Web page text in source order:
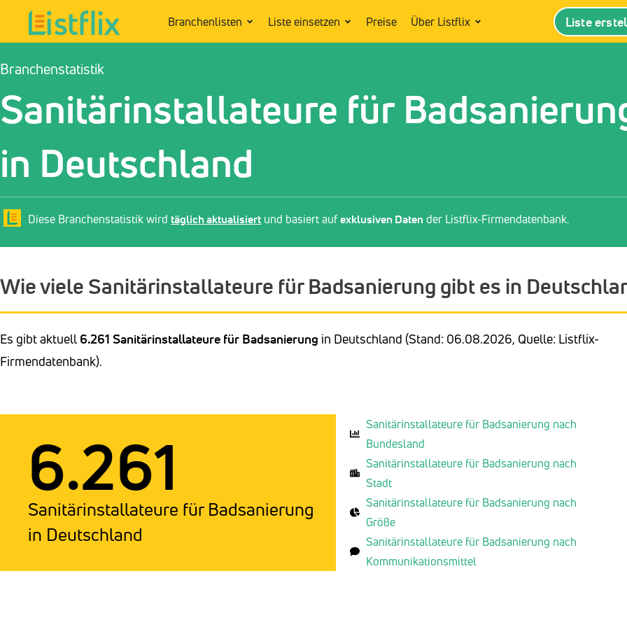
Branchenlisten Liste einsetzen Preise Über Listflix Liste
Branchenstatistik
Sanitärinstallateure für
in Deutschland
Diese Branchenstatistik wird täglich aktualisiert und basiert aufexklusiven Daten der Listflix-Firmendatenbank.
Wie viele Sanitärinstallateure für Badsanierung gibt es in
Es gibt aktuell 6.261 Sanitärinstallateure für Badsanierung in Deutschland (Stand: 06.08.2026, Quelle: Listflix-
Firmendatenbank).
6.261
Sanitärinstallateure für Badsanierung
in Deutschland
Sanitärinstallateure für Badsanierung nach
Bundesland
Sanitärinstallateure für Badsanierung nach
Stadt
Sanitärinstallateure für Badsanierung nach
Größe
Sanitärinstallateure für Badsanierung nach
Kommunikationsmittel